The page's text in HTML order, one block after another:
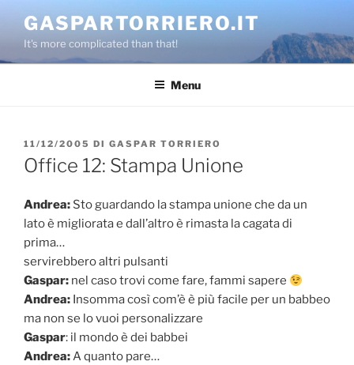
contenuto
GASPARTORRIERO.IT
It's more complicated than that!
Menu
PUBBLICATO
IL
11/12/2005 DI GASPAR TORRIERO
Office 12: Stampa Unione
Andrea: Sto guardando la stampa unione che da un
lato è migliorata e dall’altro è rimasta la cagata di
prima…
servirebbero altri pulsanti
Gaspar: nel caso trovi come fare, fammi sapere
Andrea: Insomma così com’è è più facile per un babbeo
ma non se lo vuoi personalizzare
Gaspar: il mondo è dei babbei
Andrea:A quanto pare…